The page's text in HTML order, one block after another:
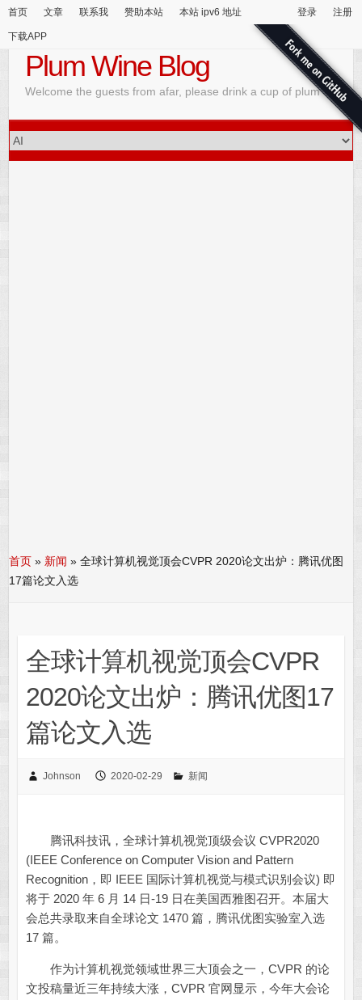
首页 文章 联系我 赞助本站 本站 ipv6 地址
下载APP
登录 注册
Plum Wine Blog
Welcome the guests from afar, please drink a cup of plum wine
首页 » 新闻 »全球计算机视觉顶会CVPR 2020论文出炉：腾讯优图
17篇论文入选
全球计算机视觉顶会CVPR
2020论文出炉：腾讯优图17
篇论文入选
Johnson 2020-02-29 新闻
腾讯科技讯，全球计算机视觉顶级会议 CVPR2020
(IEEE Conference on Computer Vision and Pattern
Recognition，即 IEEE 国际计算机视觉与模式识别会议) 即
将于 2020 年 6 月 14 日-19 日在美国西雅图召开。本届大
会总共录取来自全球论文 1470 篇，腾讯优图实验室入选
17 篇。
作为计算机视觉领域世界三大顶会之一，CVPR 的论
文投稿量近三年持续大涨，CVPR 官网显示，今年大会论